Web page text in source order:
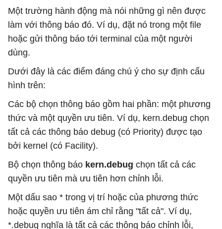
Một trường hành động mà nói những gì nên được
làm với thông báo đó. Ví dụ, đặt nó trong một file
hoặc gửi thông báo tới terminal của một người
dùng.
Dưới đây là các điểm đáng chú ý cho sự định cấu
hình trên:
Các bộ chọn thông báo gồm hai phần: một phương
thức và một quyền ưu tiên. Ví dụ, kern.debug chọn
tất cả các thông báo debug (có Priority) được tạo
bởi kernel (có Facility).
Bộ chọn thông báo kern.debug chọn tất cả các
quyền ưu tiên mà ưu tiên hơn chỉnh lỗi.
Một dấu sao * trong vị trí hoặc của phương thức
hoặc quyền ưu tiên ám chỉ rằng "tất cả". Ví dụ,
*.debug nghĩa là tất cả các thông báo chỉnh lỗi,